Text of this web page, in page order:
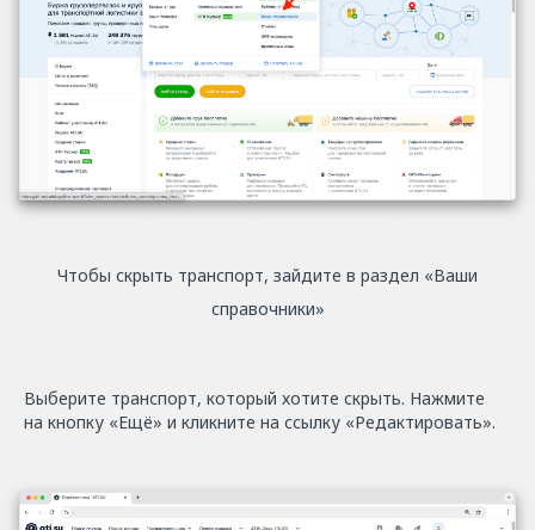
Чтобы скрыть транспорт, зайдите в раздел «Ваши
справочники»
Выберите транспорт, который хотите скрыть. Нажмите
на кнопку «Ещё» и кликните на ссылку «Редактировать».